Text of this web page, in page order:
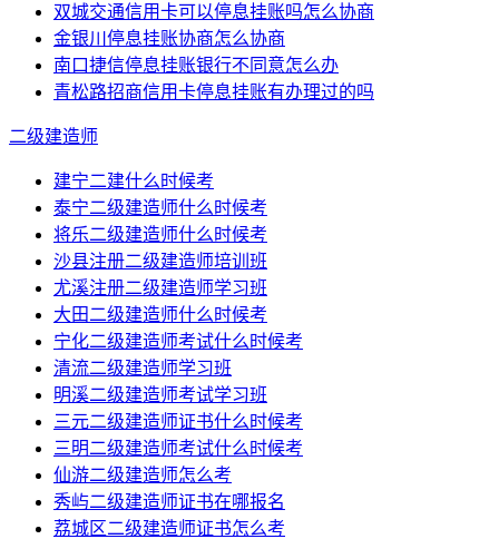
双城交通信用卡可以停息挂账吗怎么协商
金银川停息挂账协商怎么协商
南口捷信停息挂账银行不同意怎么办
青松路招商信用卡停息挂账有办理过的吗
二级建造师
建宁二建什么时候考
泰宁二级建造师什么时候考
将乐二级建造师什么时候考
沙县注册二级建造师培训班
尤溪注册二级建造师学习班
大田二级建造师什么时候考
宁化二级建造师考试什么时候考
清流二级建造师学习班
明溪二级建造师考试学习班
三元二级建造师证书什么时候考
三明二级建造师考试什么时候考
仙游二级建造师怎么考
秀屿二级建造师证书在哪报名
荔城区二级建造师证书怎么考